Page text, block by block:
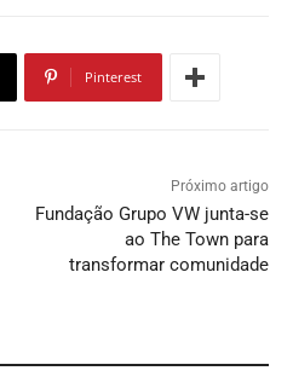
Pinterest
Próximo artigo
Fundação Grupo VW junta-se
ao The Town para
transformar comunidade